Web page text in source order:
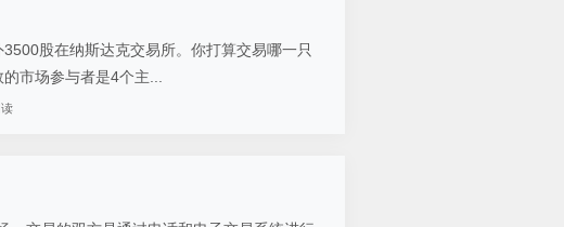
股在纳斯达克交易所。你打算交易哪一只
市场参与者是4个主...